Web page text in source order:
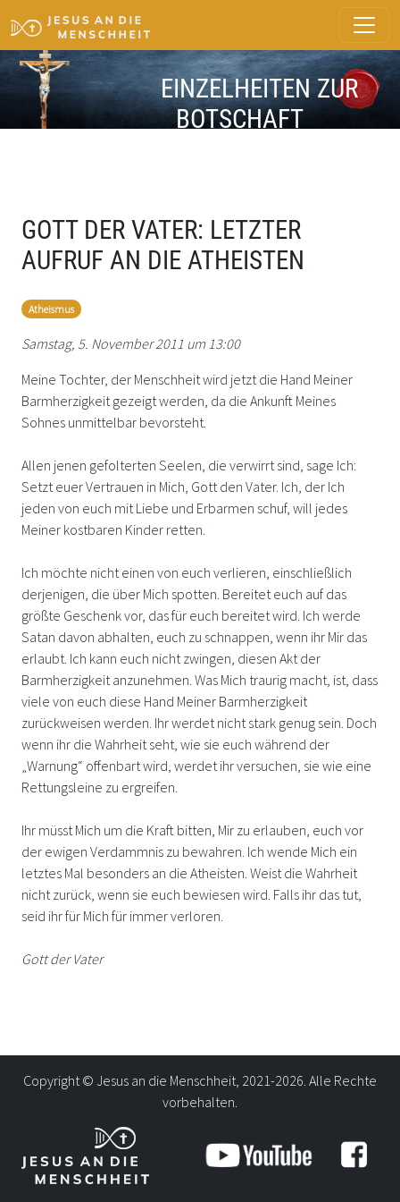
EINZELHEITEN ZUR
BOTSCHAFT
GOTT DER VATER: LETZTER
AUFRUF AN DIE ATHEISTEN
Atheismus
Samstag, 5. November 2011 um 13:00
Meine Tochter, der Menschheit wird jetzt die Hand Meiner
Barmherzigkeit gezeigt werden, da die Ankunft Meines
Sohnes unmittelbar bevorsteht.
Allen jenen gefolterten Seelen, die verwirrt sind, sage Ich:
Setzt euer Vertrauen in Mich, Gott den Vater. Ich, der Ich
jeden von euch mit Liebe und Erbarmen schuf, will jedes
Meiner kostbaren Kinder retten.
Ich möchte nicht einen von euch verlieren, einschließlich
derjenigen, die über Mich spotten. Bereitet euch auf das
größte Geschenk vor, das für euch bereitet wird. Ich werde
Satan davon abhalten, euch zu schnappen, wenn ihr Mir das
erlaubt. Ich kann euch nicht zwingen, diesen Akt der
Barmherzigkeit anzunehmen. Was Mich traurig macht, ist, dass
viele von euch diese Hand Meiner Barmherzigkeit
zurückweisen werden. Ihr werdet nicht stark genug sein. Doch
wenn ihr die Wahrheit seht, wie sie euch während der
„Warnung“ offenbart wird, werdet ihr versuchen, sie wie eine
Rettungsleine zu ergreifen.
Ihr müsst Mich um die Kraft bitten, Mir zu erlauben, euch vor
der ewigen Verdammnis zu bewahren. Ich wende Mich ein
letztes Mal besonders an die Atheisten. Weist die Wahrheit
nicht zurück, wenn sie euch bewiesen wird. Falls ihr das tut,
seid ihr für Mich für immer verloren.
Gott der Vater
Copyright © Jesus an die Menschheit, 2021-2026. Alle Rechte
vorbehalten.